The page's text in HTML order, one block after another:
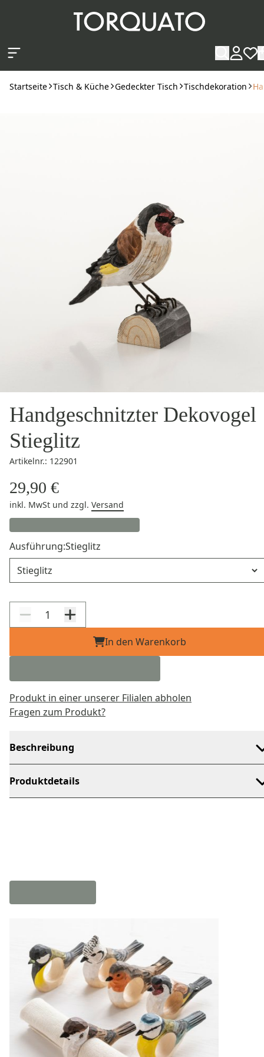
Startseite Tisch & Küche Gedeckter Tisch Tischdekoration
Handgeschnitzter Dekovogel
Stieglitz
Artikelnr.: 122901
29,90 €
inkl. MwSt und zzgl. Versand
Ausführung:Stieglitz
In den Warenkorb
Produkt in einer unserer Filialen abholen
Fragen zum Produkt?
Beschreibung
Produktdetails